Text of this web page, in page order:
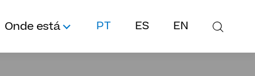
Onde está PT ES EN